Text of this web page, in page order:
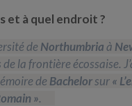
et à quel endroit ?
de Northumbriaà
la frontière écossaise.
de Bachelorsur«
».